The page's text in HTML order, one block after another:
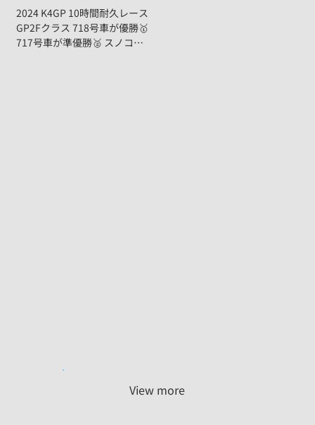
2024 K4GP 10時間耐久レース
GP2Fクラス 718号車が優勝🥇
717号車が準優勝🥈 スノコレ
View more